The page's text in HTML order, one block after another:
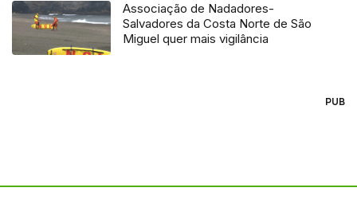
Associação de Nadadores-
Salvadores da Costa Norte de São
Miguel quer mais vigilância
PUB